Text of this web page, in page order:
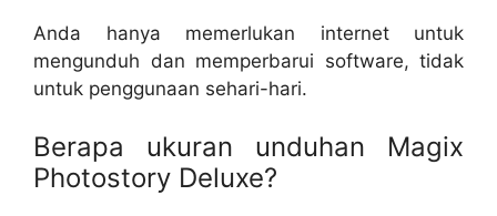
Anda hanya memerlukan internet untuk
mengunduh dan memperbarui software, tidak
untuk penggunaan sehari-hari.
Berapa ukuran unduhan Magix
Photostory Deluxe?